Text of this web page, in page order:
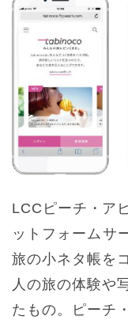
LCCピーチ・ア
ットフォームサ
旅の小ネタ帳を
人の旅の体験や
たもの。ピーチ